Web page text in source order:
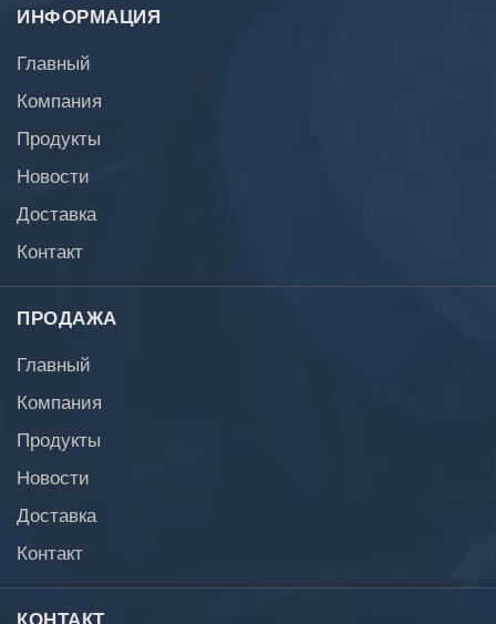
ИНФОРМАЦИЯ
Главный
Компания
Продукты
Новости
Доставка
Контакт
ПРОДАЖА
Главный
Компания
Продукты
Новости
Доставка
Контакт
КОНТАКТ